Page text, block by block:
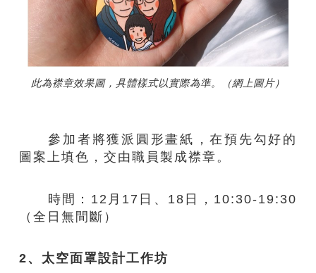
此為襟章效果圖，具體樣式以實際為準。（網上圖片）
參加者將獲派圓形畫紙​，在預先勾好的
圖案上填色​，交由職員製成襟章​。
時間：12月17日、18日，10:30-19:30
（全日無間斷）​
2、太空面罩設計工作坊